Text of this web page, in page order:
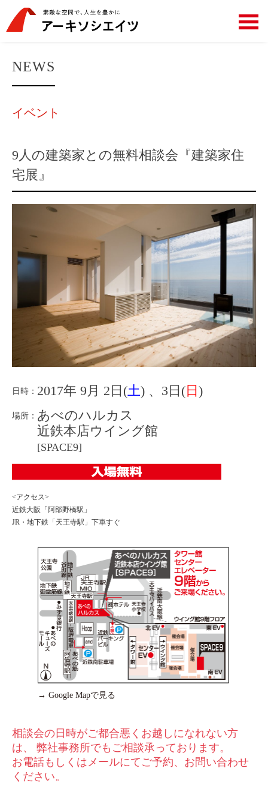
NEWS
イベント
9人の建築家との無料相談会『建築家住
宅展』
日時： 2017年 9月 2日(土) 、3日(日)
場所： あべのハルカス
近鉄本店ウイング館
[SPACE9]
<アクセス>
近鉄大阪「阿部野橋駅」
JR・地下鉄「天王寺駅」下車すぐ
→ Google Mapで見る
相談会の⽇時がご都合悪くお越しになれない⽅
は、 弊社事務所でもご相談承っております。
お電話もしくはメールにてご予約、お問い合わせ
ください。